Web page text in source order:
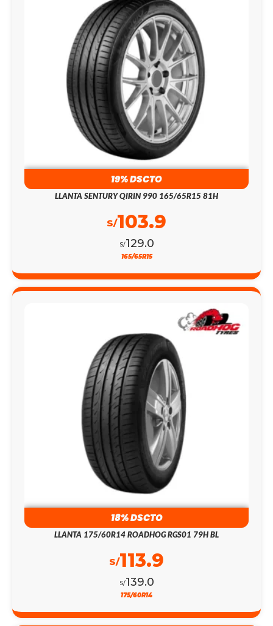
19% DSCTO
LLANTA SENTURY QIRIN 990 165/65R15 81H
S/129.0
S/103.9
165/65R15
18% DSCTO
LLANTA 175/60R14 ROADHOG RGS01 79H BL
S/139.0
S/113.9
175/60R14